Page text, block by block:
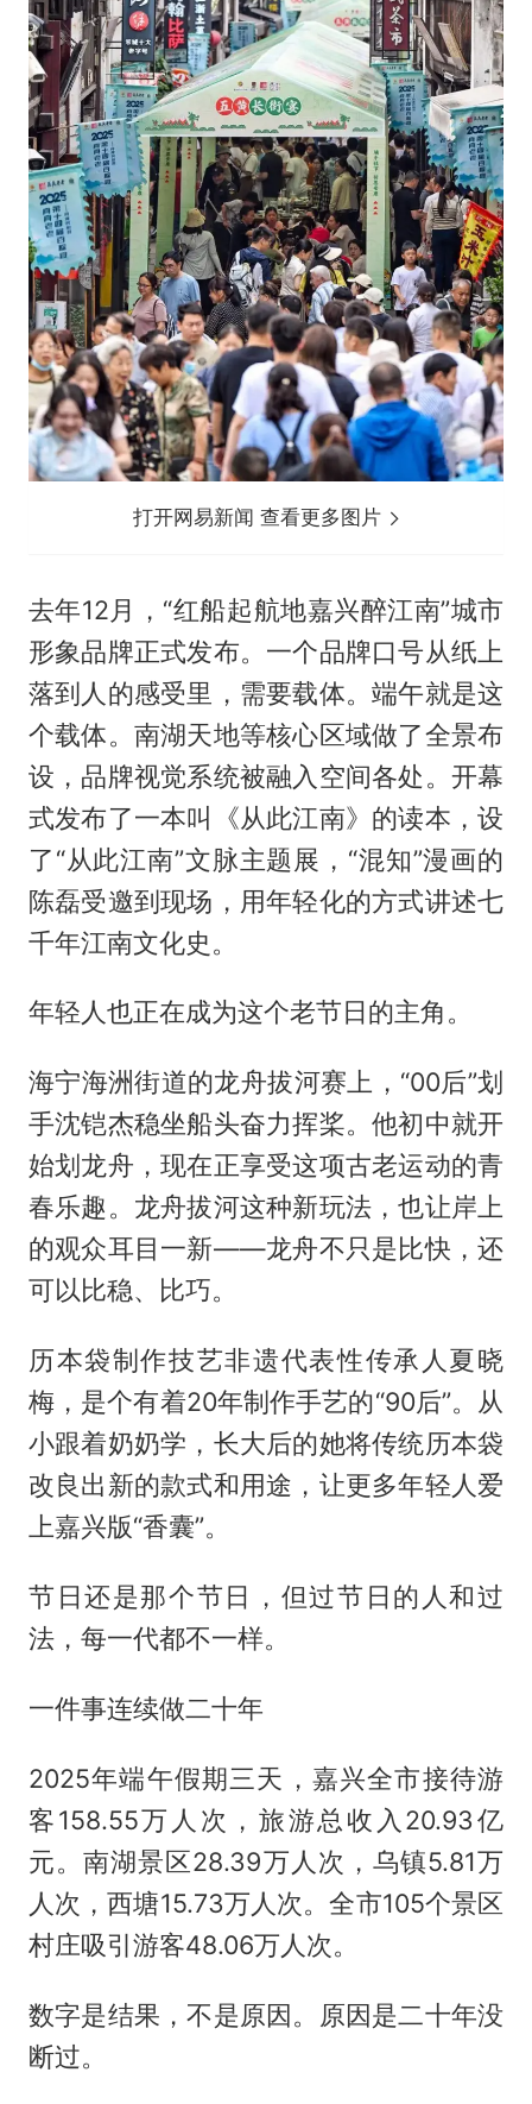
打开网易新闻 查看更多图片
去年12月，“红船起航地嘉兴醉江南”城市
形象品牌正式发布。一个品牌口号从纸上
落到人的感受里，需要载体。端午就是这
个载体。南湖天地等核心区域做了全景布
设，品牌视觉系统被融入空间各处。开幕
式发布了一本叫《从此江南》的读本，设
了“从此江南”文脉主题展，“混知”漫画的
陈磊受邀到现场，用年轻化的方式讲述七
千年江南文化史。
年轻人也正在成为这个老节日的主角。
海宁海洲街道的龙舟拔河赛上，“00后”划
手沈铠杰稳坐船头奋力挥桨。他初中就开
始划龙舟，现在正享受这项古老运动的青
春乐趣。龙舟拔河这种新玩法，也让岸上
的观众耳目一新——龙舟不只是比快，还
可以比稳、比巧。
历本袋制作技艺非遗代表性传承人夏晓
梅，是个有着20年制作手艺的“90后”。从
小跟着奶奶学，长大后的她将传统历本袋
改良出新的款式和用途，让更多年轻人爱
上嘉兴版“香囊”。
节日还是那个节日，但过节日的人和过
法，每一代都不一样。
一件事连续做二十年
2025年端午假期三天，嘉兴全市接待游
客158.55万人次，旅游总收入20.93亿
元。南湖景区28.39万人次，乌镇5.81万
人次，西塘15.73万人次。全市105个景区
村庄吸引游客48.06万人次。
数字是结果，不是原因。原因是二十年没
断过。